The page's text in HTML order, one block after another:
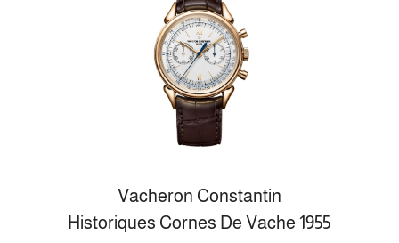
Vacheron Constantin
Historiques Cornes De Vache 1955